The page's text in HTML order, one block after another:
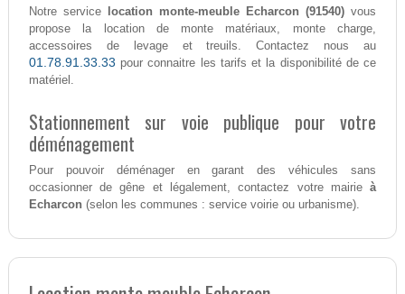
Notre service location monte-meuble Echarcon (91540) vous
propose la location de monte matériaux, monte charge,
accessoires de levage et treuils. Contactez nous au
01.78.91.33.33 pour connaitre les tarifs et la disponibilité de ce
matériel.
Stationnement sur voie publique pour votre
déménagement
Pour pouvoir déménager en garant des véhicules sans
occasionner de gêne et légalement, contactez votre mairieà
Echarcon (selon les communes : service voirie ou urbanisme).